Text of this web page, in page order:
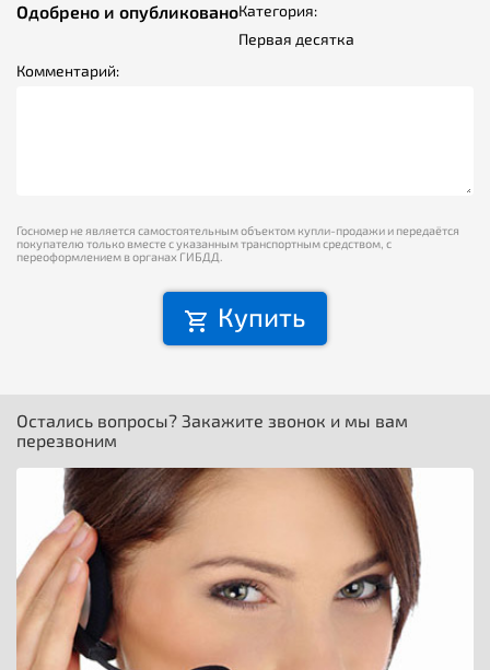
Одобрено и опубликованоКатегория:
Первая десятка
Комментарий:
Госномер не является самостоятельным объектом купли-продажи и передаётся
покупателю только вместе с указанным транспортным средством, с
переоформлением в органах ГИБДД.
Купить
Остались вопросы? Закажите звонок и мы вам
перезвоним